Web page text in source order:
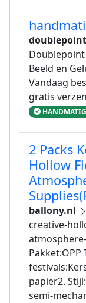
Beeld en
Vandaag
gratis
HANDMATIG
2 Packs
Hollow
ballony.nl
creative-
Pakket:OPP
papier2.
semi-